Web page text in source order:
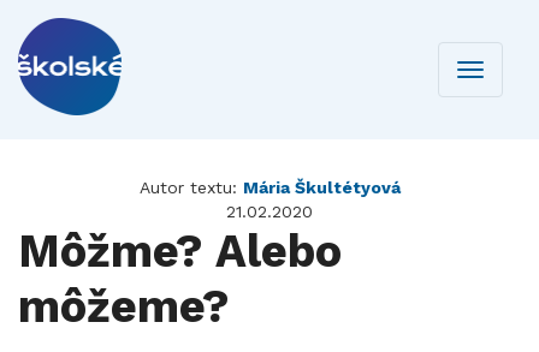
Toggle
Autor textu: Mária Škultétyová
21.02.2020
Môžme? Alebo
môžeme?